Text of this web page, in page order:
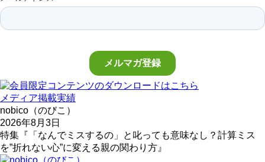
メディア掲載実績
nobico（のびこ）
2026年8月3日
特集『「なんでミスするの」と叱っても意味なし？計算ミス
を”折れない心”に変える親の関わり方』